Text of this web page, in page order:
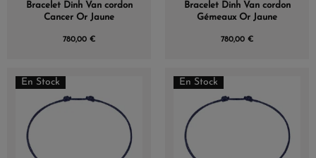
Bracelet Dinh Van cordon
Cancer Or Jaune
780,00 €
Bracelet Dinh Van cordon
Gémeaux Or Jaune
780,00 €
En Stock En Stock